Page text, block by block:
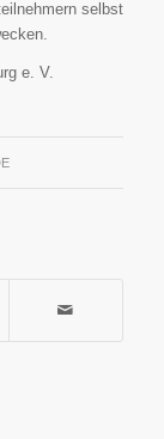
selbst
e. V.